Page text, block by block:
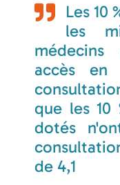
Les 10
les
médecins
accès en
que les 10
dotés
de 4,1